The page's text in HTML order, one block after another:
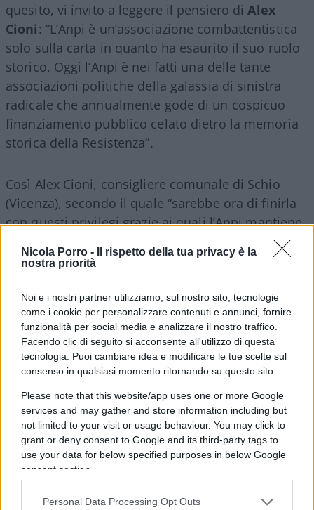
Nicola Porro -
Il rispetto della tua privacy è la
nostra priorità
Noi e i nostri partner utilizziamo, sul nostro sito, tecnologie
come i cookie per personalizzare contenuti e annunci, fornire
funzionalità per social media e analizzare il nostro traffico.
Facendo clic di seguito si acconsente all'utilizzo di questa
tecnologia. Puoi cambiare idea e modificare le tue scelte sul
consenso in qualsiasi momento ritornando su questo sito
Please note that this website/app uses one or more Google
services and may gather and store information including but
not limited to your visit or usage behaviour. You may click to
grant or deny consent to Google and its third-party tags to
use your data for below specified purposes in below Google
consent section.
Personal Data Processing Opt Outs
quesito, vi invito a leggere il pensiero diAlex
Cioni: “L’Anpi è un’associazione combattentistica
solo sulla carta in quanto ha esaurito il suo ruolo
storico. Oggi l’Anpi è nei fatti una delle tante
associazioni politiche della galassia di sinistra
radicale che annualmente gode di un cospicuo
finanziamento pubblico celato dietro la memoria
storica della Resistenza”.
Così Alex Cioni, consigliere comunale di Schio
(Vicenza), secondo il quale “sarebbe ora di finirla
con questi privilegi grazie ai quali l’Anpi mantiene
su di sé le redini di una memoria volutamente
divisiva e strumentale brandita come se fosse un
l’Anpi ha tutto l’interesse di mantenere vivo
un clima di costante “guerra civile”, ovvero di
divisione in buoni e cattivi. In questo modo,
giustifica la propria esistenza e i cospicui
contributi pubblici che riceve”. Per Cioni, “a quasi
80 anni dalla fine della guerra civile, non sarebbe
invece arrivato il momento di dismettere l’odio
partigiano e un atteggiamento di perenne rivalsa?